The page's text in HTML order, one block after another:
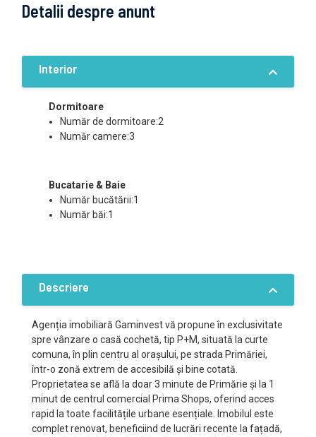
Detalii despre anunt
Interior
Dormitoare
Număr de dormitoare:2
Număr camere:3
Bucatarie & Baie
Număr bucătării:1
Număr băi:1
Descriere
Agenția imobiliară Gaminvest vă propune în exclusivitate
spre vânzare o casă cochetă, tip P+M, situată la curte
comuna, în plin centru al orașului, pe strada Primăriei,
într-o zonă extrem de accesibilă și bine cotată.
Proprietatea se află la doar 3 minute de Primărie și la 1
minut de centrul comercial Prima Shops, oferind acces
rapid la toate facilitățile urbane esențiale. Imobilul este
complet renovat, beneficiind de lucrări recente la fațadă,